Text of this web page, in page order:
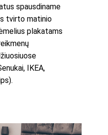
spausdiname
tvirto matinio
plakatams
IKEA,